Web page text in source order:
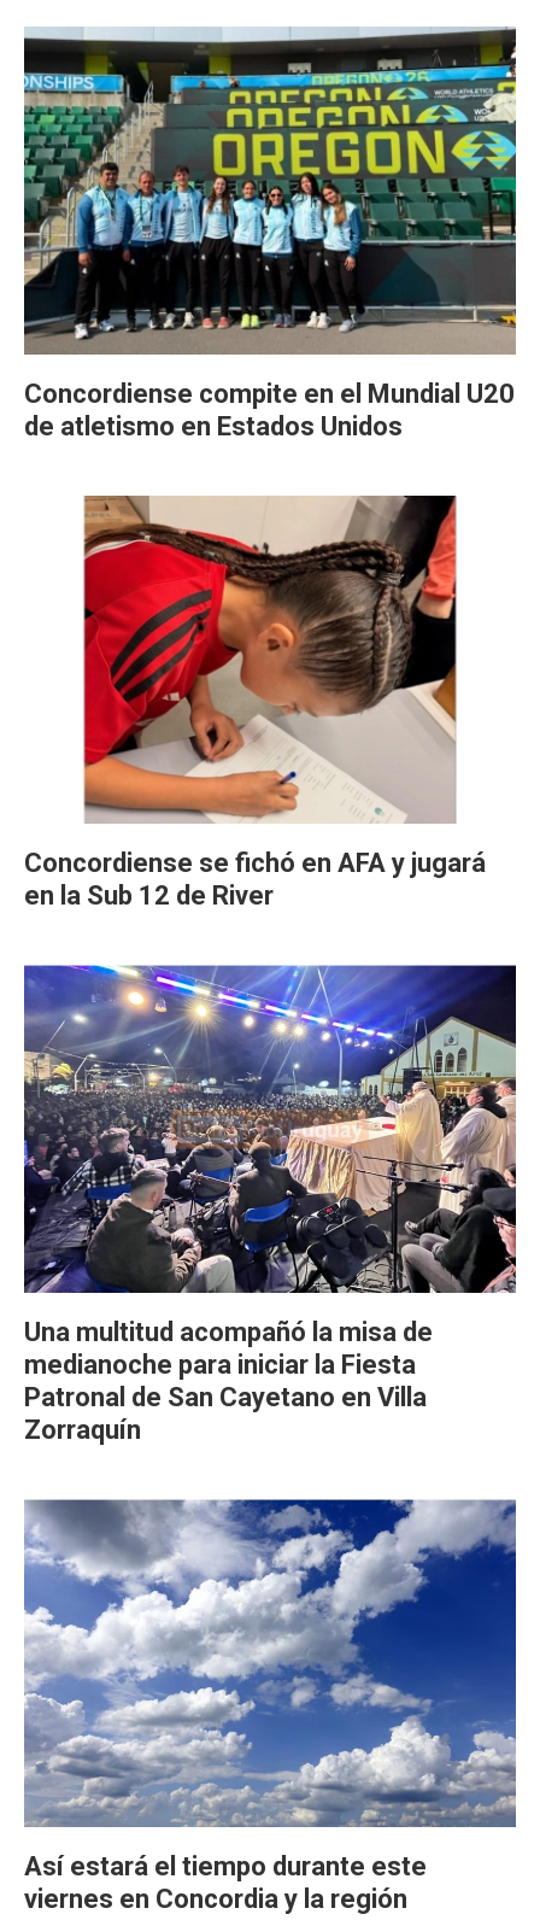
Concordiense compite en el Mundial U20
de atletismo en Estados Unidos
Concordiense se fichó en AFA y jugará
en la Sub 12 de River
Una multitud acompañó la misa de
medianoche para iniciar la Fiesta
Patronal de San Cayetano en Villa
Zorraquín
Así estará el tiempo durante este
viernes en Concordia y la región